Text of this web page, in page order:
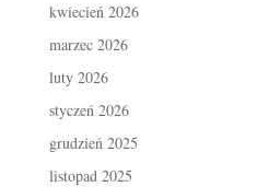
kwiecień 2026
marzec 2026
luty 2026
styczeń 2026
grudzień 2025
listopad 2025